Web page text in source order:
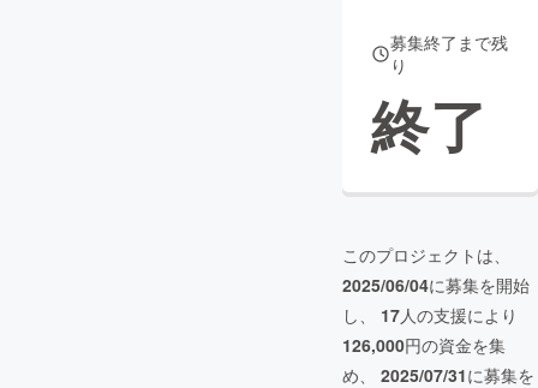
募集終了まで残
り
終了
このプロジェクトは、
2025/06/04に募集を開始
し、 17人の支援により
126,000円の資金を集
め、 2025/07/31に募集を